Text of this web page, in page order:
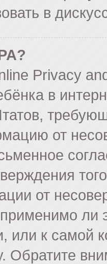
в
Privacy
в
от
от
ли
или к самой
Обратите